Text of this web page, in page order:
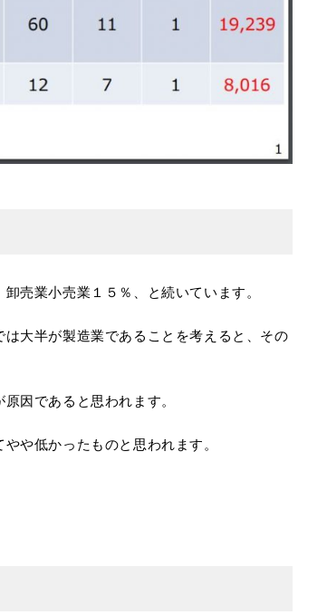
売業小売業１５％、と続いています。
大半が製造業であることを考えると、その
因であると思われます。
や低かったものと思われます。